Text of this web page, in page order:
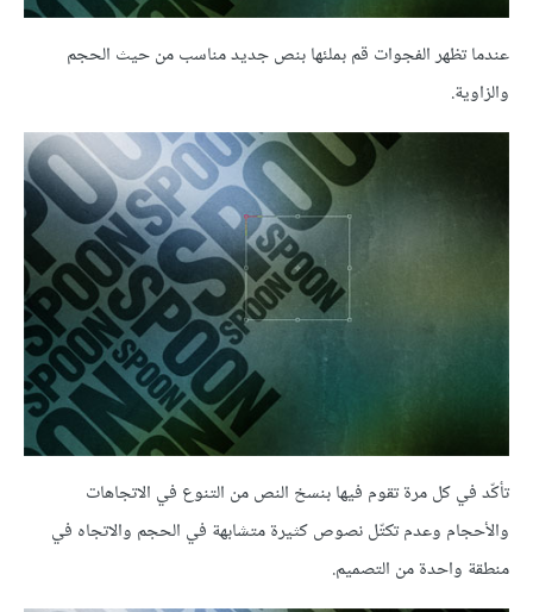
عندما تظهر الفجوات قم بملئها بنص جديد مناسب من حيث الحجم
والزاوية.
تأكّد في كل مرة تقوم فيها بنسخ النص من التنوع في الاتجاهات
والأحجام وعدم تكتّل نصوص كثيرة متشابهة في الحجم والاتجاه في
منطقة واحدة من التصميم.